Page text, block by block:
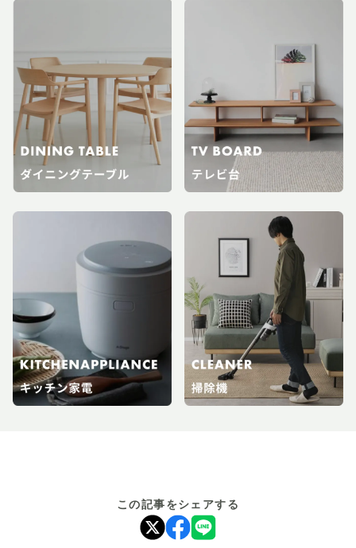
この記事をシェアする